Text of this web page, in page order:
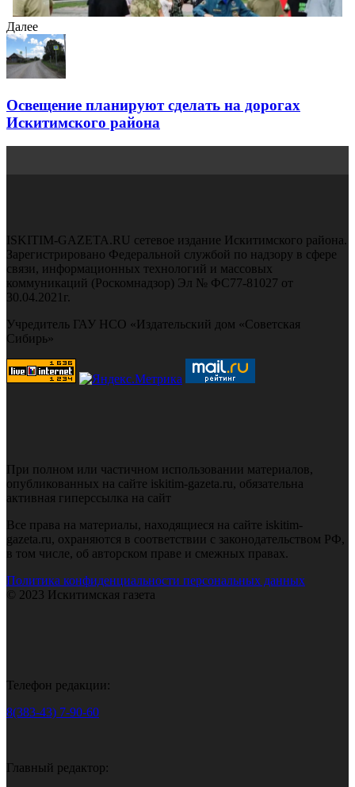
Далее
Освещение планируют сделать на дорогах
Искитимского района
ISKITIM-GAZETA.RU сетевое издание Искитимского района.
Зарегистрировано Федеральной службой по надзору в сфере
связи, информационных технологий и массовых
коммуникаций (Роскомнадзор) Эл № ФС77-81027 от
30.04.2021г.
Учредитель ГАУ НСО «Издательский дом «Советская
Сибирь»
При полном или частичном использовании материалов,
опубликованных на сайте iskitim-gazeta.ru, обязательна
активная гиперссылка на сайт
Все права на материалы, находящиеся на сайте iskitim-
gazeta.ru, охраняются в соответствии с законодательством РФ,
в том числе, об авторском праве и смежных правах.
Политика конфиденциальности персональных данных
© 2023 Искитимская газета
Телефон редакции:
8(383-43) 7-90-60
Главный редактор: